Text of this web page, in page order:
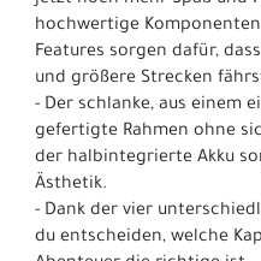
hochwertige
Features sorgen dafür,
und größere Strecken
- Der schlanke, aus einem
gefertigte Rahmen ohne
der halbintegrierte Akku
Ästhetik.
- Dank der vier
du entscheiden, welche